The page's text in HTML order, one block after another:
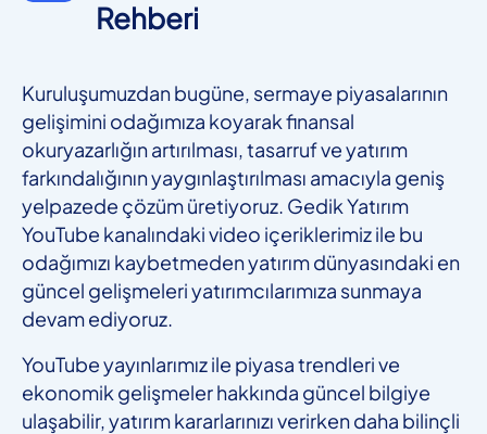
Rehberi
Kuruluşumuzdan bugüne, sermaye piyasalarının
gelişimini odağımıza koyarak finansal
okuryazarlığın artırılması, tasarruf ve yatırım
farkındalığının yaygınlaştırılması amacıyla geniş
yelpazede çözüm üretiyoruz. Gedik Yatırım
YouTube kanalındaki video içeriklerimiz ile bu
odağımızı kaybetmeden yatırım dünyasındaki en
güncel gelişmeleri yatırımcılarımıza sunmaya
devam ediyoruz.
YouTube yayınlarımız ile piyasa trendleri ve
ekonomik gelişmeler hakkında güncel bilgiye
ulaşabilir, yatırım kararlarınızı verirken daha bilinçli